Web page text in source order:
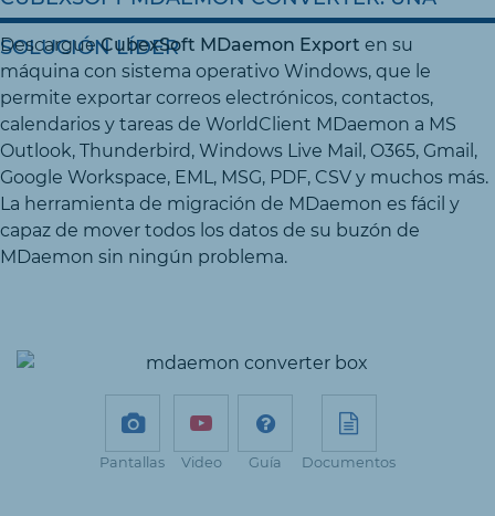
SOLUCIÓN LÍDER
DescargueCubexSoft MDaemon Export en su
máquina con sistema operativo Windows, que le
permite exportar correos electrónicos, contactos,
calendarios y tareas de WorldClient MDaemon a MS
Outlook, Thunderbird, Windows Live Mail, O365, Gmail,
Google Workspace, EML, MSG, PDF, CSV y muchos más.
La herramienta de migración de MDaemon es fácil y
capaz de mover todos los datos de su buzón de
MDaemon sin ningún problema.
Pantallas Video Guía Documentos